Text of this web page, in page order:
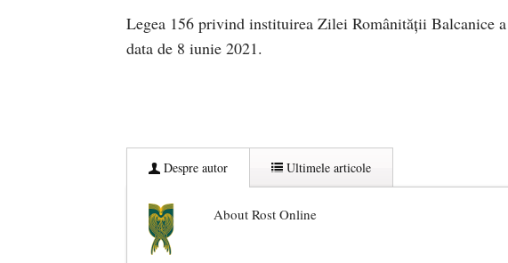
Legea 156 privind instituirea Zilei Românităţii Balcanice
data de 8 iunie 2021.
Despre autor Ultimele articole
About Rost Online